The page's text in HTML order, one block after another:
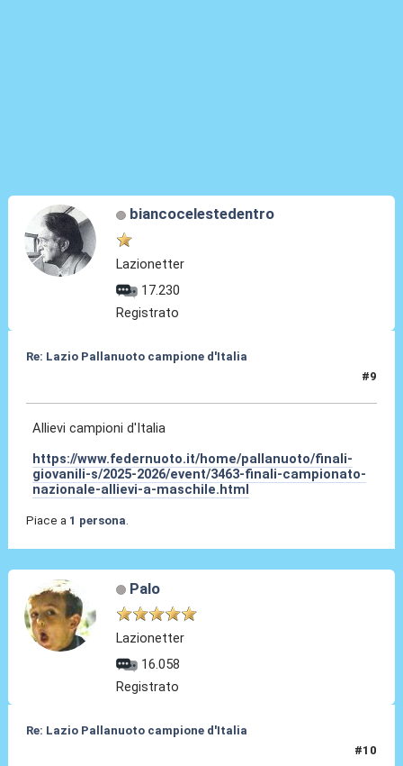
biancocelestedentro
Lazionetter
17.230
Registrato
Re: Lazio Pallanuoto campione d'Italia
#9
Allievi campioni d'Italia
https://www.federnuoto.it/home/pallanuoto/finali-
giovanili-s/2025-2026/event/3463-finali-campionato-
nazionale-allievi-a-maschile.html
Piace a 1 persona
Palo
Lazionetter
16.058
Registrato
Re: Lazio Pallanuoto campione d'Italia
#10